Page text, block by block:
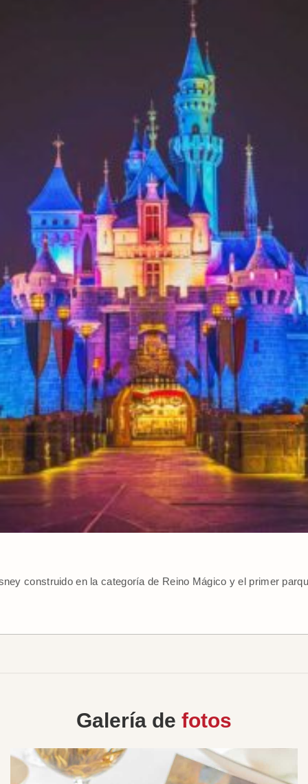
construido en la categoría de Reino Mágico y el primer
Galería de fotos